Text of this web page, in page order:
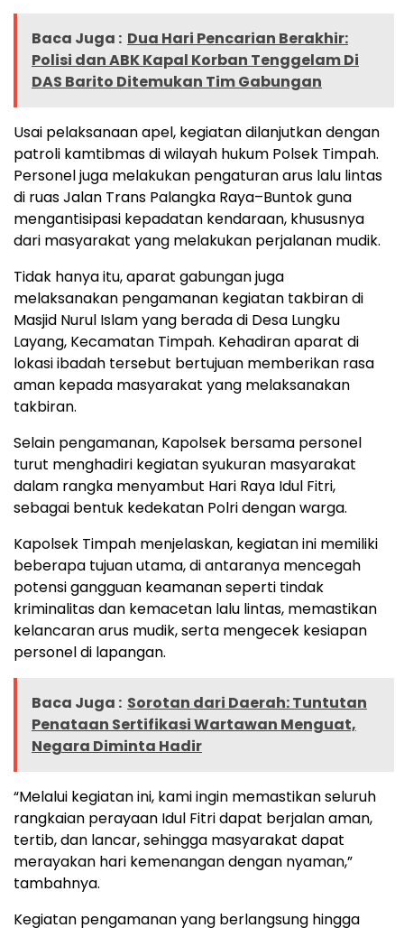
Baca Juga : Dua Hari Pencarian Berakhir:
Polisi dan ABK Kapal Korban Tenggelam Di
DAS Barito Ditemukan Tim Gabungan
Usai pelaksanaan apel, kegiatan dilanjutkan dengan
patroli kamtibmas di wilayah hukum Polsek Timpah.
Personel juga melakukan pengaturan arus lalu lintas
di ruas Jalan Trans Palangka Raya–Buntok guna
mengantisipasi kepadatan kendaraan, khususnya
dari masyarakat yang melakukan perjalanan mudik.
Tidak hanya itu, aparat gabungan juga
melaksanakan pengamanan kegiatan takbiran di
Masjid Nurul Islam yang berada di Desa Lungku
Layang, Kecamatan Timpah. Kehadiran aparat di
lokasi ibadah tersebut bertujuan memberikan rasa
aman kepada masyarakat yang melaksanakan
takbiran.
Selain pengamanan, Kapolsek bersama personel
turut menghadiri kegiatan syukuran masyarakat
dalam rangka menyambut Hari Raya Idul Fitri,
sebagai bentuk kedekatan Polri dengan warga.
Kapolsek Timpah menjelaskan, kegiatan ini memiliki
beberapa tujuan utama, di antaranya mencegah
potensi gangguan keamanan seperti tindak
kriminalitas dan kemacetan lalu lintas, memastikan
kelancaran arus mudik, serta mengecek kesiapan
personel di lapangan.
Baca Juga : Sorotan dari Daerah: Tuntutan
Penataan Sertifikasi Wartawan Menguat,
Negara Diminta Hadir
“Melalui kegiatan ini, kami ingin memastikan seluruh
rangkaian perayaan Idul Fitri dapat berjalan aman,
tertib, dan lancar, sehingga masyarakat dapat
merayakan hari kemenangan dengan nyaman,”
tambahnya.
Kegiatan pengamanan yang berlangsung hingga